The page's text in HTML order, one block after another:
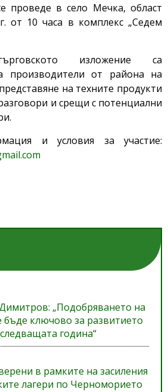
проведе в село Мечка, област
от 10 часа в комплекс „Седем
изложение са
производители от района на
на техните продукти
и срещи с потенциални
и условия за участие:
„Подобряването на
бъде ключово за развитието
година“
в рамките на засиления
лагери по Черноморието